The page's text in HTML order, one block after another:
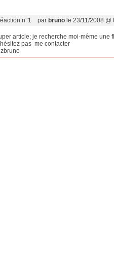
n°1 par bruno le 23/11/2008 @
article; je recherche moi-même une
pas me contacter